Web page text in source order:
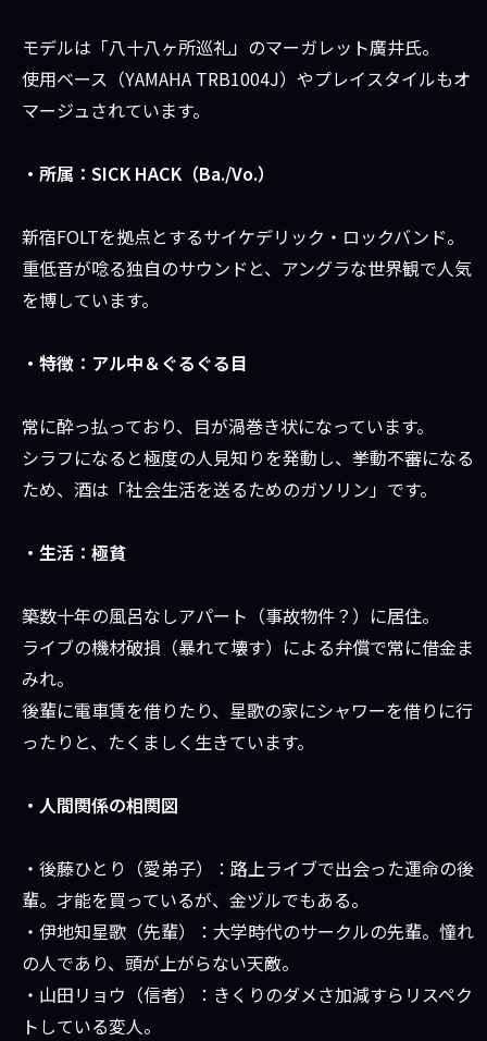
モデルは「八十八ヶ所巡礼」のマーガレット廣井氏。
使用ベース（YAMAHA TRB1004J）やプレイスタイルもオ
マージュされています。
・所属：SICK HACK（Ba./Vo.）
新宿FOLTを拠点とするサイケデリック・ロックバンド。
重低音が唸る独自のサウンドと、アングラな世界観で人気
を博しています。
・特徴：アル中＆ぐるぐる目
常に酔っ払っており、目が渦巻き状になっています。
シラフになると極度の人見知りを発動し、挙動不審になる
ため、酒は「社会生活を送るためのガソリン」です。
・生活：極貧
築数十年の風呂なしアパート（事故物件？）に居住。
ライブの機材破損（暴れて壊す）による弁償で常に借金ま
みれ。
後輩に電車賃を借りたり、星歌の家にシャワーを借りに行
ったりと、たくましく生きています。
・人間関係の相関図
・後藤ひとり（愛弟子）：路上ライブで出会った運命の後
輩。才能を買っているが、金ヅルでもある。
・伊地知星歌（先輩）：大学時代のサークルの先輩。憧れ
の人であり、頭が上がらない天敵。
・山田リョウ（信者）：きくりのダメさ加減すらリスペク
トしている変人。